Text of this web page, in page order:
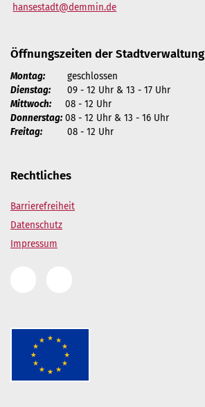
hansestadt@demmin.de
Öffnungszeiten der Stadtverwaltung
Montag: geschlossen
Dienstag: 09 - 12 Uhr & 13 - 17 Uhr
Mittwoch: 08 - 12 Uhr
Donnerstag: 08 - 12 Uhr & 13 - 16 Uhr
Freitag: 08 - 12 Uhr
Rechtliches
Barrierefreiheit
Datenschutz
Impressum